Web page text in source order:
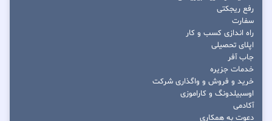
رفع ریجکتی
سفارت
راه اندازی کسب و کار
اپلای تحصیلی
جاب آفر
خدمات جزیره
خرید و فروش و واگذاری شرکت
اوسبیلدونگ و کاراموزی
آکادمی
دعوت به همکاری